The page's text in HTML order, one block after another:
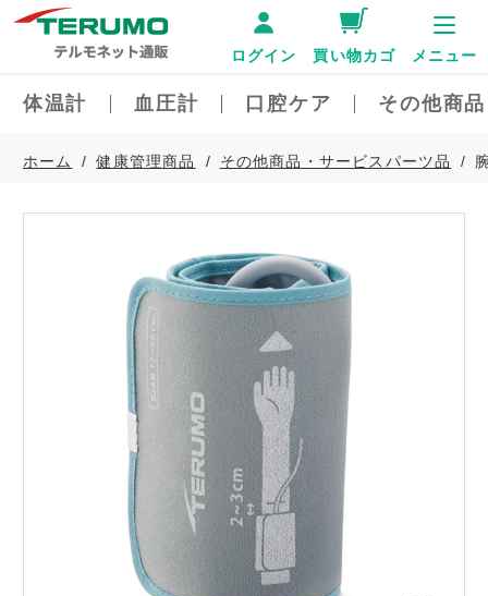
体温計 血圧計 口腔ケア その他商
ログイン 買い物カゴ メニュー
ホーム 健康管理商品 その他商品・サービスパーツ品